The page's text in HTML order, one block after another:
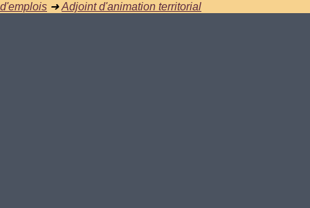
d'emplois ➜Adjoint d'animation territorial